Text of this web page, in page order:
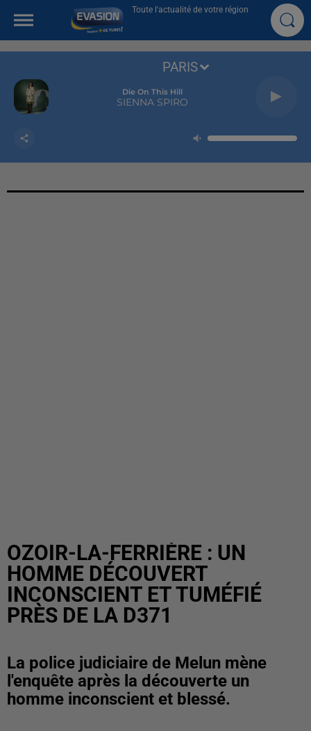
Toute l'actualité de votre région
Die On This Hill
SIENNA SPIRO
PARIS
OZOIR-LA-FERRIÈRE : UN
HOMME DÉCOUVERT
INCONSCIENT ET TUMÉFIÉ
PRÈS DE LA D371
La police judiciaire de Melun mène
l'enquête après la découverte un
homme inconscient et blessé.